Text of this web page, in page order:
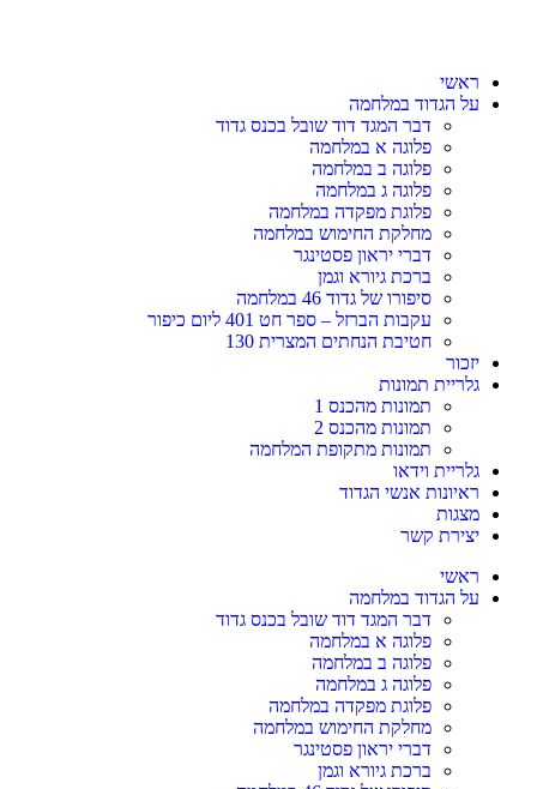
ראשי
על הגדוד במלחמה
דבר המגד דוד שובל בכנס גדוד
פלוגה א במלחמה
פלוגה ב במלחמה
פלוגה ג במלחמה
פלוגת מפקדה במלחמה
מחלקת החימוש במלחמה
דברי יראון פסטינגר
ברכת גיורא וגמן
סיפורו של גדוד 46 במלחמה
עקבות הברזל – ספר חט 401 ליום כיפור
חטיבת הנחתים המצרית 130
יזכור
גלריית תמונות
תמונות מהכנס 1
תמונות מהכנס 2
תמונות מתקופת המלחמה
גלריית וידאו
ראיונות אנשי הגדוד
מצגות
יצירת קשר
ראשי
על הגדוד במלחמה
דבר המגד דוד שובל בכנס גדוד
פלוגה א במלחמה
פלוגה ב במלחמה
פלוגה ג במלחמה
פלוגת מפקדה במלחמה
מחלקת החימוש במלחמה
דברי יראון פסטינגר
ברכת גיורא וגמן